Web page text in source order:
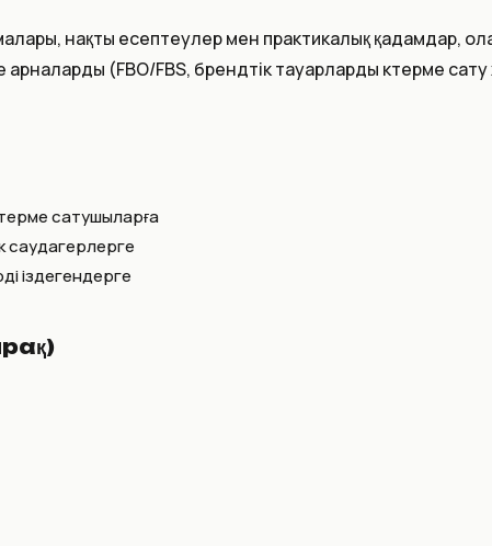
нақты есептеулер мен практикалық қадамдар,
(FBO/FBS, брендтік тауарларды көтерме
сатушыларға
саудагерлерге
іздегендерге